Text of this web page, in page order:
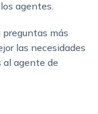
agentes.
más
las necesidades
agente de